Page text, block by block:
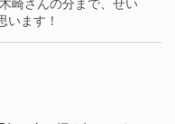
崎さんの分まで、せい
います！